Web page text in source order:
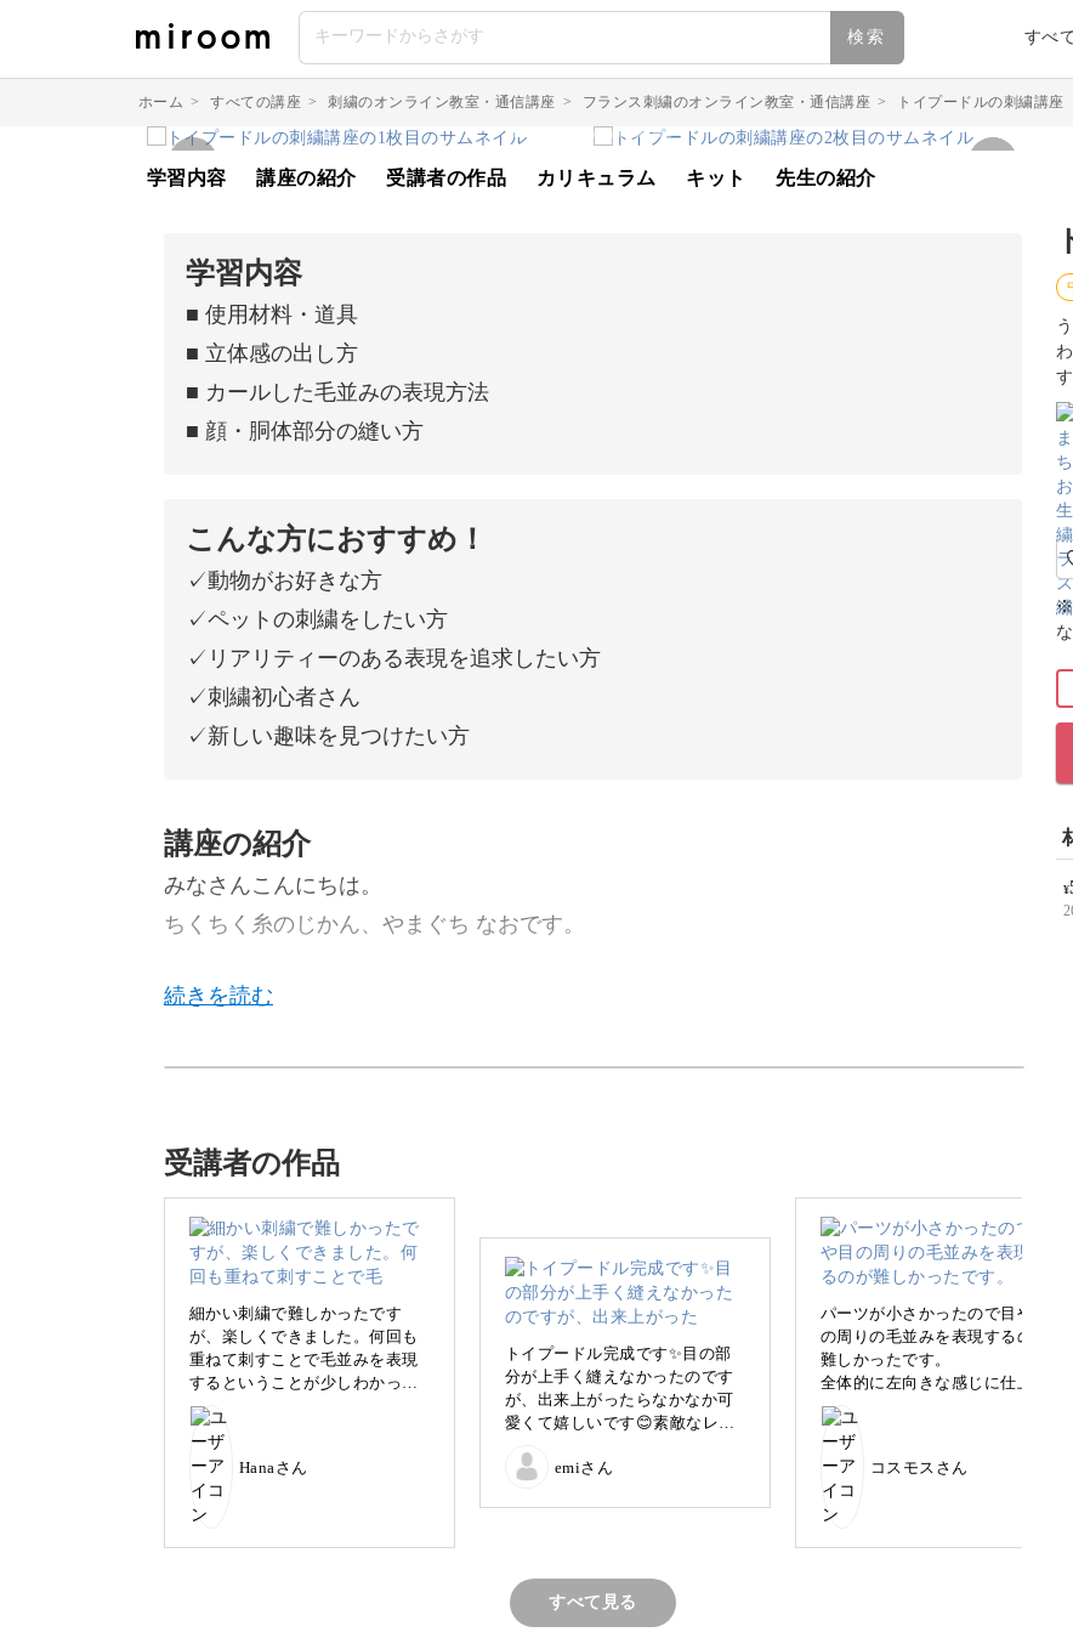
検索 すべ
ホーム > すべての講座 > 刺繍のオンライン教室・通信講座 > フランス刺繍のオンライン教室・通信講座 > トイプードルの刺繍講座
※
¥
学習内容 講座の紹介 受講者の作品 カリキュラム キット 先生の紹介
学習内容
■ 使用材料・道具
■ 立体感の出し方
■ カールした毛並みの表現方法
■ 顔・胴体部分の縫い方
こんな方におすすめ！
✓動物がお好きな方
✓ペットの刺繍をしたい方
✓リアリティーのある表現を追求したい方
✓刺繍初心者さん
✓新しい趣味を見つけたい方
講座の紹介
みなさんこんにちは。
ちくちく糸のじかん、やまぐち なおです。
小さくてふわふわとした愛らしい姿が大人気のトイプードル。
色違いで作成し、沢山並べても可愛い作品です♪
トイプードルを表現するテクニックを学びましょう
この講座では、トイプードル特有の「クルクルした毛並み」や「ふわふわ感」を表現す
る方法を学ぶことができます。
受講者の作品
細かい刺繍で難しかったです
が、楽しくできました。何回も
重ねて刺すことで毛並みを表現
するということが少しわかった
ような気がします。他のわんち
ゃんもチャレンジしてみたいで
す😊
Hanaさん
トイプードル完成です✨目の部
分が上手く縫えなかったのです
が、出来上がったらなかなか可
愛くて嬉しいです😊素敵なレッ
emiさん
パーツが小さかったので目や目
の周りの毛並みを表現するのが
難しかったです。
全体的に左向きな感じに仕上っ
たように思い、目の白糸も左側
を意識して刺してみました。私
なりの可愛い子になり嬉しいで
す😊
とても楽しいクラスでした🎶レ
ッスンありがとうございました
😌
コスモスさん
すべて見る